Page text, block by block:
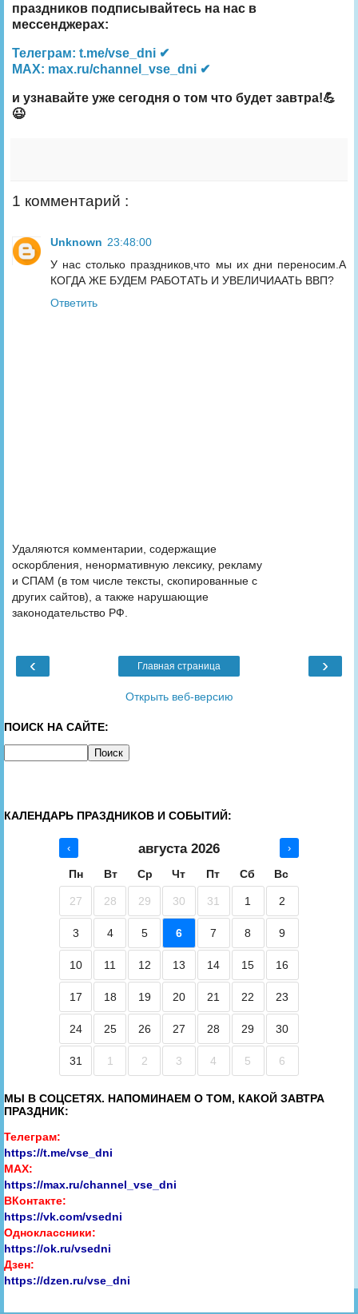
праздников подписывайтесь на нас в
мессенджерах:
Телеграм: t.me/vse_dni ✔
MAX: max.ru/channel_vse_dni ✔
и узнавайте уже сегодня о том что будет завтра!💪
😉
1 комментарий :
Unknown 23:48:00
У нас столько праздников,что мы их дни переносим.А
КОГДА ЖЕ БУДЕМ РАБОТАТЬ И УВЕЛИЧИААТЬ ВВП?
Ответить
Удаляются комментарии, содержащие
оскорбления, ненормативную лексику, рекламу
и СПАМ (в том числе тексты, скопированные с
других сайтов), а также нарушающие
законодательство РФ.
‹ ›
Главная страница
Открыть веб-версию
ПОИСК НА САЙТЕ:
КАЛЕНДАРЬ ПРАЗДНИКОВ И СОБЫТИЙ:
‹ августа 2026 ›
Пн Вт Ср Чт Пт Сб Вс
27 28 29 30 31 1 2
3 4 5 6 7 8 9
10 11 12 13 14 15 16
17 18 19 20 21 22 23
24 25 26 27 28 29 30
31 1 2 3 4 5 6
МЫ В СОЦСЕТЯХ. НАПОМИНАЕМ О ТОМ, КАКОЙ ЗАВТРА
ПРАЗДНИК:
Телеграм:
https://t.me/vse_dni
MAX:
https://max.ru/channel_vse_dni
ВКонтакте:
https://vk.com/vsedni
Одноклассники:
https://ok.ru/vsedni
Дзен:
https://dzen.ru/vse_dni